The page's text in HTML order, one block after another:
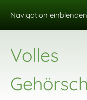
Navigation einblenden
Volles